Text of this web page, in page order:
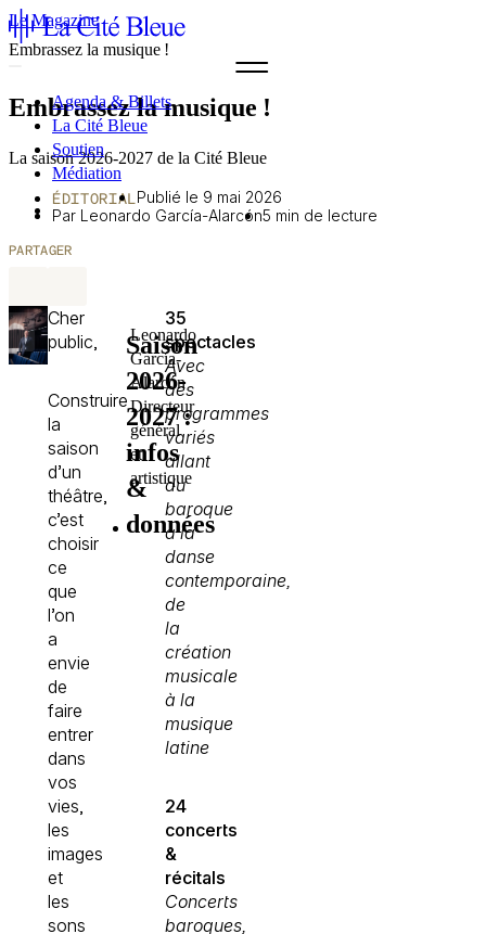
Agenda & Billets
La Cité Bleue
Soutien
Médiation
fr
en
Le Magazine
Embrassez la musique !
Embrassez la musique !
La saison 2026-2027 de la Cité Bleue
ÉDITORIAL Publié le 9 mai 2026
Par Leonardo García-Alarcón5 min de lecture
PARTAGER
Cher
public,
Construire
la
saison
d’un
théâtre,
c’est
choisir
ce
que
l’on
a
envie
de
faire
entrer
dans
vos
vies,
les
images
et
les
sons
Leonardo
García-
Alarcón
Directeur
général
et
artistique
Saison
2026-
2027 :
infos
&
données
35
spectacles
Avec
des
programmes
variés
allant
du
baroque
à la
danse
contemporaine,
de
la
création
musicale
à la
musique
latine
24
concerts
&
récitals
Concerts
baroques,